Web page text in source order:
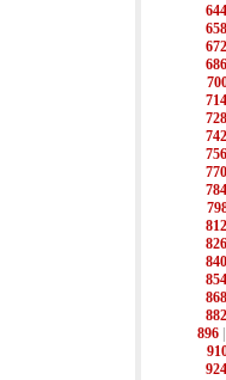
644
658
672
686
714
728
742
756
770
784
812
826
840
854
868
882
896
924